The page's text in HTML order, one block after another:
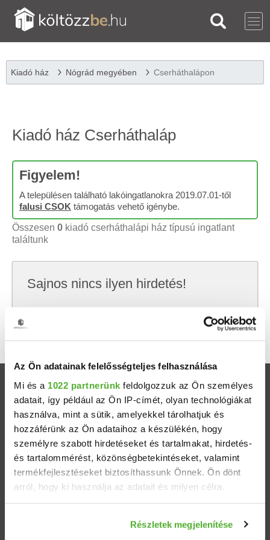
Az Ön adatainak felelősségteljes felhasználása
Mi és a 1022 partnerünk feldolgozzuk az Ön személyes
adatait, így például az Ön IP-címét, olyan technológiákat
használva, mint a sütik, amelyekkel tárolhatjuk és
hozzáférünk az Ön adataihoz a készülékén, hogy
személyre szabott hirdetéseket és tartalmakat, hirdetés-
és tartalommérést, közönségbetekintéseket, valamint
termékfejlesztéseket biztosíthassunk Önnek. Ön dönt
arról, hogy ki használja az adatait és milyen célra.
Információgyűjtés az Ön földrajzi elhelyezkedéséről
Részletek megjelenítése
Kiadó ház Nógrád megyében Cserháthalápon
Kiadó ház Cserháthaláp
Figyelem!
A településen található lakóingatlanokra 2019.07.01-től
falusi CSOK támogatás vehető igénybe.
Összesen 0 kiadó cserháthalápi ház típusú ingatlant
találtunk
Sajnos nincs ilyen hirdetés!
keresni, hátha akkor megtalálod, amit keresel.
Ingatlanok
Eladó házak
Eladó lakások
Települések